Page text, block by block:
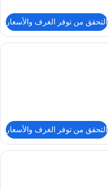
التحقق من توفر الغرف والأسعار
أغطية فراش متميزة وميني بار وخزنة
التحقق من توفر الغرف والأسعار
أغطية فراش متميزة وميني بار وخزنة